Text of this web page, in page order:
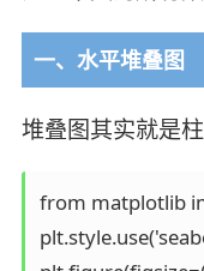
一、水平堆叠图
堆叠图其实就是
from matplotlib